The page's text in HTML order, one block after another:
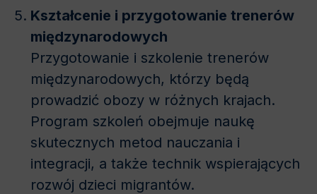
Kształcenie i przygotowanie trenerów
międzynarodowych
Przygotowanie i szkolenie trenerów
międzynarodowych, którzy będą
prowadzić obozy w różnych krajach.
Program szkoleń obejmuje naukę
skutecznych metod nauczania i
integracji, a także technik wspierających
rozwój dzieci migrantów.